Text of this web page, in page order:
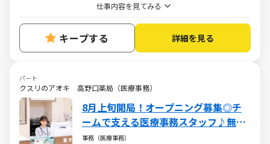
仕事内容を見てみる
キープする 詳細を見る
パート
クスリのアオキ 高野口薬局（医療事務）
8月上旬開局！オープニング募集◎チ
ームで支える医療事務スタッフ♪無資
格・未経験から挑戦できる安心の環境
事務（医療事務）